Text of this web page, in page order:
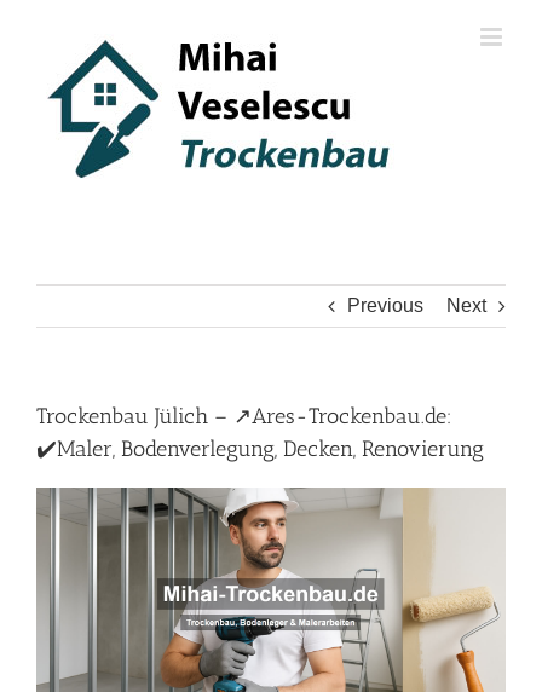
Previous Next
Trockenbau Jülich – ↗️Ares-Trockenbau.de:
✔️Maler, Bodenverlegung, Decken, Renovierung